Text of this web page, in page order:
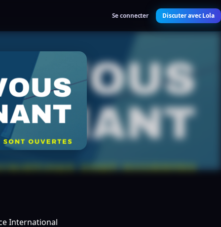
Se connecter Discuter avec Lola
International